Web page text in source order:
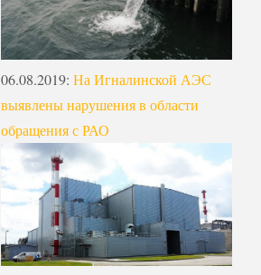
06.08.2019: На Игналинской АЭС
выявлены нарушения в области
обращения с РАО